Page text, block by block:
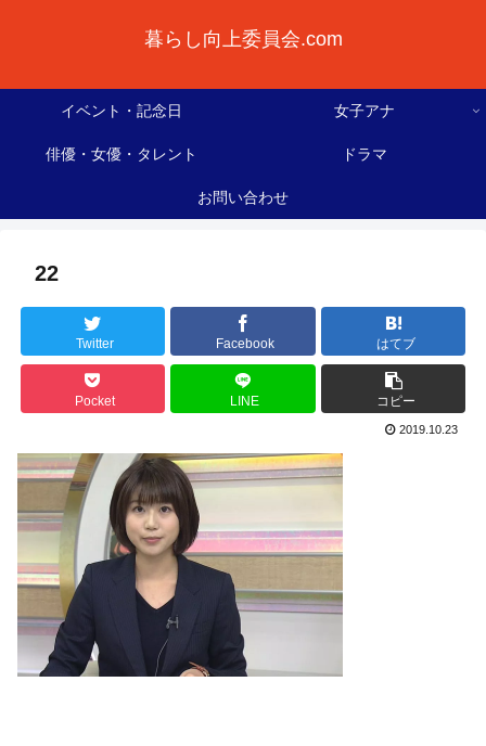
暮らし向上委員会.com
イベント・記念日 女子アナ
俳優・女優・タレント ドラマ
お問い合わせ
22
Twitter Facebook はてブ
Pocket LINE コピー
2019.10.23